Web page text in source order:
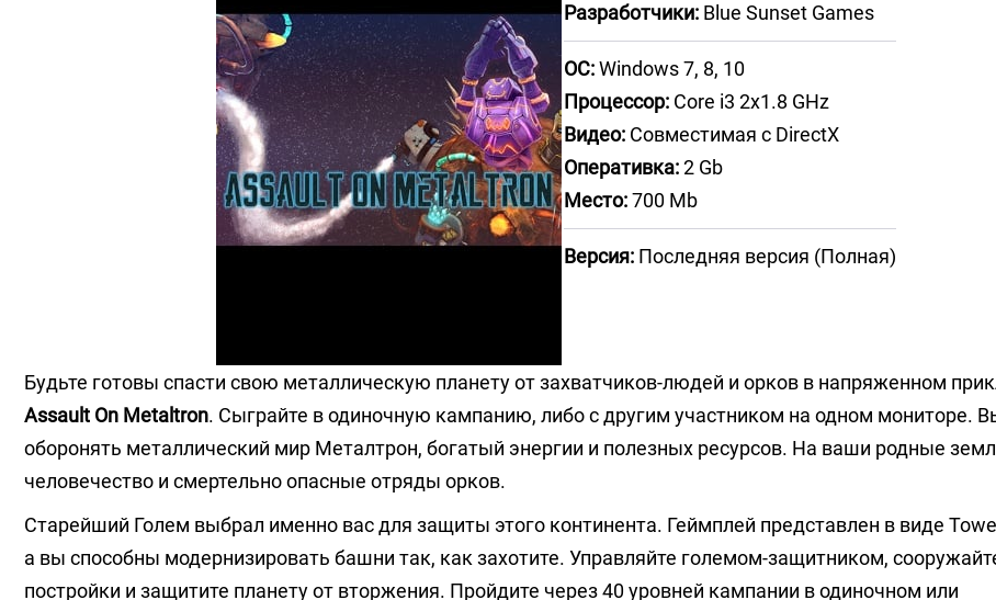
Разработчики: Blue Sunset Games
ОС:Windows 7, 8, 10
Процессор: Core i3 2x1.8 GHz
Видео: Совместимая с DirectX
Оперативка:2 Gb
Место:700 Mb
Версия: Последняя версия (Полная)
Будьте готовы спасти свою металлическую планету от захватчиков-людей и орков в напряженном
Assault On Metaltron. Сыграйте в одиночную кампанию, либо с другим участником на одном мониторе.
оборонять металлический мир Металтрон, богатый энергии и полезных ресурсов. На ваши родные
человечество и смертельно опасные отряды орков.
Старейший Голем выбрал именно вас для защиты этого континента. Геймплей представлен в виде
а вы способны модернизировать башни так, как захотите. Управляйте големом-защитником,
постройки и защитите планету от вторжения. Пройдите через 40 уровней кампании в одиночном или